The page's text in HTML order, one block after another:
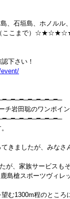
、石垣島、ホノルル
こまで）
チ岩田聡のワンポイ
きましたが、みな
が、家族サービスも
島槍スポーツヴィレ
む1300m程のとこ